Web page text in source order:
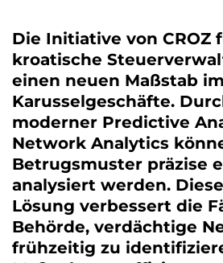
Die Initiative von CROZ
kroatische
einen neuen Maßstab
Karusselgeschäfte.
moderner Predictive
Network Analytics
Betrugsmuster präzise
analysiert werden.
Lösung verbessert die
Behörde, verdächtige
frühzeitig zu